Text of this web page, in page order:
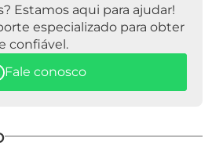
Estamos aqui para ajudar!
especializado para obter
confiável.
Fale conosco